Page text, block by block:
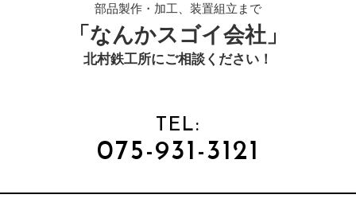
部品製作・加工、装置組立まで
「なんかスゴイ会社」
北村鉄工所にご相談ください！
TEL:
075-931-3121